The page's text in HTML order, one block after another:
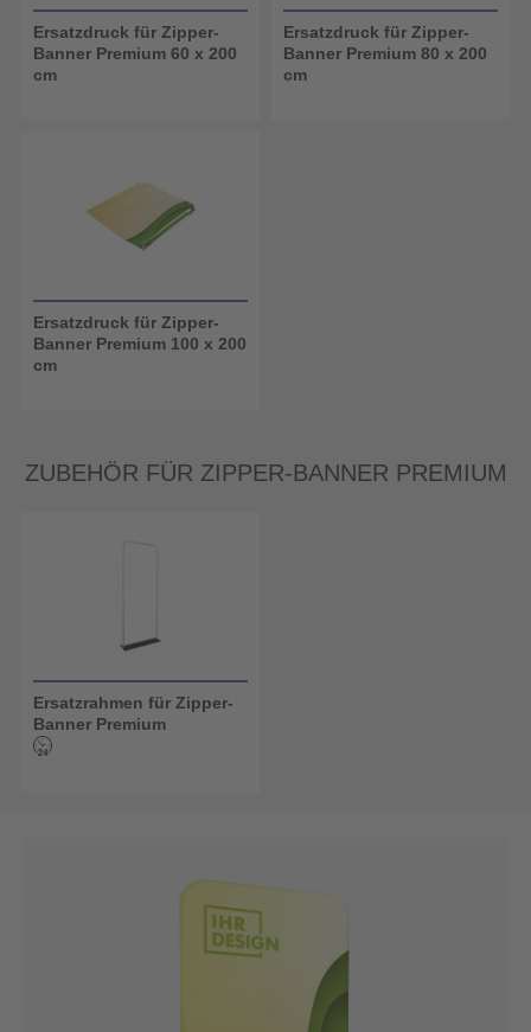
Ersatzdruck für Zipper-
Banner Premium 60 x 200
cm
Ersatzdruck für Zipper-
Banner Premium 80 x 200
cm
Ersatzdruck für Zipper-
Banner Premium 100 x 200
cm
ZUBEHÖR FÜR ZIPPER-BANNER PREMIUM
Ersatzrahmen für Zipper-
Banner Premium